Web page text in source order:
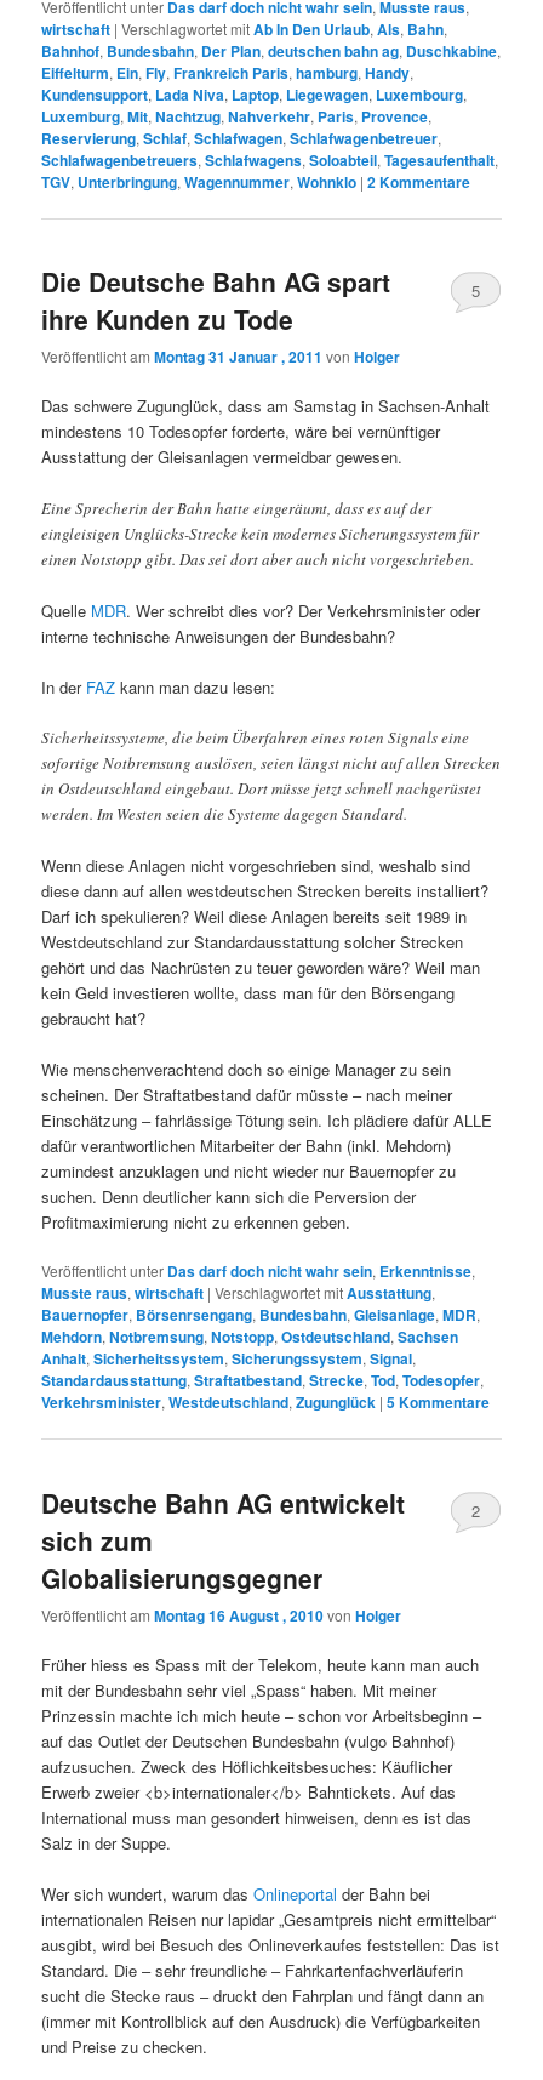
Veröffentlicht unter Das darf doch nicht wahr sein,Musste raus,
wirtschaft |Verschlagwortet mitAb In Den Urlaub,Als, Bahn,
Bahnhof, Bundesbahn, Der Plan,deutschen bahn ag, Duschkabine,
Eiffelturm, Ein,Fly,Frankreich Paris,hamburg,Handy,
Kundensupport, Lada Niva, Laptop, Liegewagen, Luxembourg,
Luxemburg,Mit,Nachtzug,Nahverkehr, Paris, Provence,
Reservierung,Schlaf,Schlafwagen,Schlafwagenbetreuer,
Schlafwagenbetreuers,Schlafwagens,Soloabteil,Tagesaufenthalt,
TGV, Unterbringung,Wagennummer,Wohnklo |2Kommentare
Die Deutsche Bahn AG spart
ihre Kunden zu Tode
Veröffentlicht amMontag 31 Januar , 2011 vonHolger
5
Das schwere Zugunglück, dass am Samstag in Sachsen-Anhalt
mindestens 10 Todesopfer forderte, wäre bei vernünftiger
Ausstattung der Gleisanlagen vermeidbar gewesen.
Eine Sprecherin der Bahn hatte eingeräumt, dass es auf der
eingleisigen Unglücks-Strecke kein modernes Sicherungssystem für
einen Notstopp gibt. Das sei dort aber auch nicht vorgeschrieben.
Quelle MDR. Wer schreibt dies vor? Der Verkehrsminister oder
interne technische Anweisungen der Bundesbahn?
In der FAZ kann man dazu lesen:
Sicherheitssysteme, die beim Überfahren eines roten Signals eine
sofortige Notbremsung auslösen, seien längst nicht auf allen Strecken
in Ostdeutschland eingebaut. Dort müsse jetzt schnell nachgerüstet
werden. Im Westen seien die Systeme dagegen Standard.
Wenn diese Anlagen nicht vorgeschrieben sind, weshalb sind
diese dann auf allen westdeutschen Strecken bereits installiert?
Darf ich spekulieren? Weil diese Anlagen bereits seit 1989 in
Westdeutschland zur Standardausstattung solcher Strecken
gehört und das Nachrüsten zu teuer geworden wäre? Weil man
kein Geld investieren wollte, dass man für den Börsengang
gebraucht hat?
Wie menschenverachtend doch so einige Manager zu sein
scheinen. Der Straftatbestand dafür müsste – nach meiner
Einschätzung – fahrlässige Tötung sein. Ich plädiere dafür ALLE
dafür verantwortlichen Mitarbeiter der Bahn (inkl. Mehdorn)
zumindest anzuklagen und nicht wieder nur Bauernopfer zu
suchen. Denn deutlicher kann sich die Perversion der
Profitmaximierung nicht zu erkennen geben.
Veröffentlicht unter Das darf doch nicht wahr sein, Erkenntnisse,
Musste raus,wirtschaft |Verschlagwortet mitAusstattung,
Bauernopfer, Börsenrsengang, Bundesbahn,Gleisanlage,MDR,
Mehdorn,Notbremsung,Notstopp,Ostdeutschland,Sachsen
Anhalt,Sicherheitssystem,Sicherungssystem,Signal,
Standardausstattung,Straftatbestand,Strecke,Tod,Todesopfer,
Verkehrsminister,Westdeutschland,Zugunglück |5Kommentare
Deutsche Bahn AG entwickelt
sich zum
Globalisierungsgegner
Veröffentlicht amMontag 16 August , 2010vonHolger
2
Früher hiess es Spass mit der Telekom, heute kann man auch
mit der Bundesbahn sehr viel „Spass“ haben. Mit meiner
Prinzessin machte ich mich heute – schon vor Arbeitsbeginn –
auf das Outlet der Deutschen Bundesbahn (vulgo Bahnhof)
aufzusuchen. Zweck des Höflichkeitsbesuches: Käuflicher
Erwerb zweier <b>internationaler</b> Bahntickets. Auf das
International muss man gesondert hinweisen, denn es ist das
Salz in der Suppe.
Wer sich wundert, warum dasOnlineportal der Bahn bei
internationalen Reisen nur lapidar „Gesamtpreis nicht ermittelbar“
ausgibt, wird bei Besuch des Onlineverkaufes feststellen: Das ist
Standard. Die – sehr freundliche – Fahrkartenfachverläuferin
sucht die Stecke raus – druckt den Fahrplan und fängt dann an
(immer mit Kontrollblick auf den Ausdruck) die Verfügbarkeiten
und Preise zu checken.